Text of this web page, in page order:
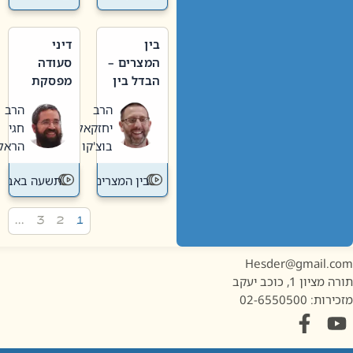
בין
המצרים –
הבדל בין
חדשה
לישנה
הרב
יחזקאל
בוצ'קו
בין המצרים
דיני
סעודה
מפסקת
תשעה
באב
הרב
חגי
הראל
תשעה באב
1, כוכב יעקב
02-6550500